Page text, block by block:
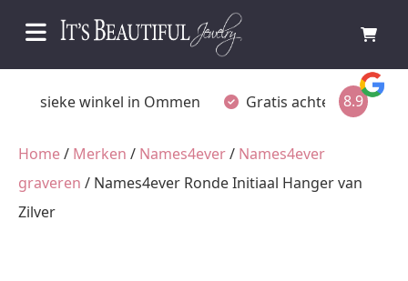
Fysieke winkel in Ommen Gratis achteraf betalen
8.9
Home/ Merken / Names4ever/ Names4ever
graveren / Names4ever Ronde Initiaal Hanger van
Zilver